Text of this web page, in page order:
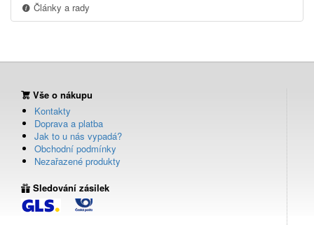
Články a rady
Vše o nákupu
Kontakty
Doprava a platba
Jak to u nás vypadá?
Obchodní podmínky
Nezařazené produkty
Sledování zásilek